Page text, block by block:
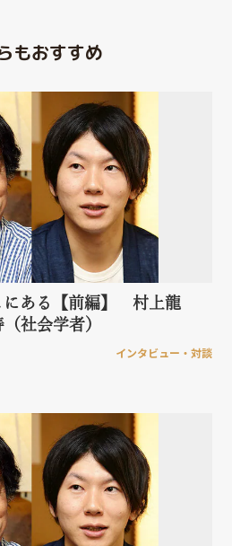
もおすすめ
にある【前編】 村上龍
社会学者）
インタビュー・対談